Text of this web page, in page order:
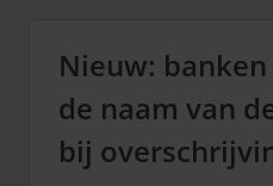
Nieuw:
de naam van
bij